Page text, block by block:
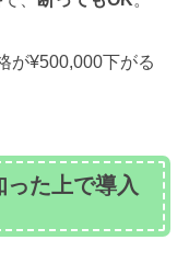
が¥500,000下がる
た上で導入